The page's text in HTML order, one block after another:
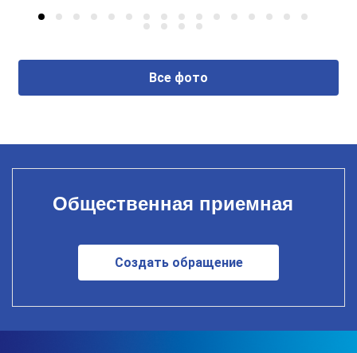
Все фото
Общественная приемная
Создать обращение